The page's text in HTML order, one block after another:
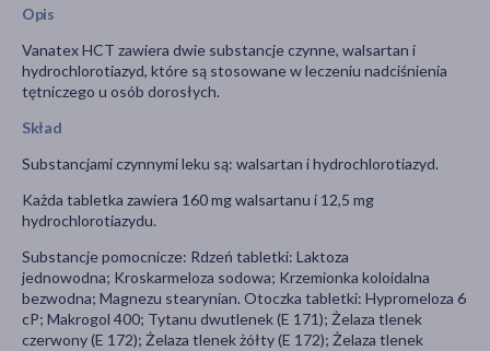
Opis
Vanatex HCT zawiera dwie substancje czynne, walsartan i
hydrochlorotiazyd, które są stosowane w leczeniu nadciśnienia
tętniczego u osób dorosłych.
Skład
Substancjami czynnymi leku są: walsartan i hydrochlorotiazyd.
Każda tabletka zawiera 160 mg walsartanu i 12,5 mg
hydrochlorotiazydu.
Substancje pomocnicze: Rdzeń tabletki: Laktoza
jednowodna; Kroskarmeloza sodowa; Krzemionka koloidalna
bezwodna; Magnezu stearynian. Otoczka tabletki: Hypromeloza 6
cP; Makrogol 400; Tytanu dwutlenek (E 171); Żelaza tlenek
czerwony (E 172); Żelaza tlenek żółty (E 172); Żelaza tlenek